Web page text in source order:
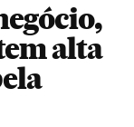
alta